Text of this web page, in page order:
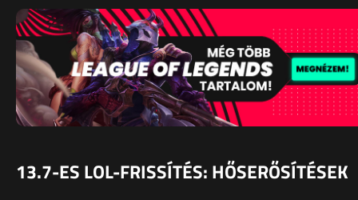
13.7-ES LOL-FRISSÍTÉS: HŐSERŐSÍTÉSEK